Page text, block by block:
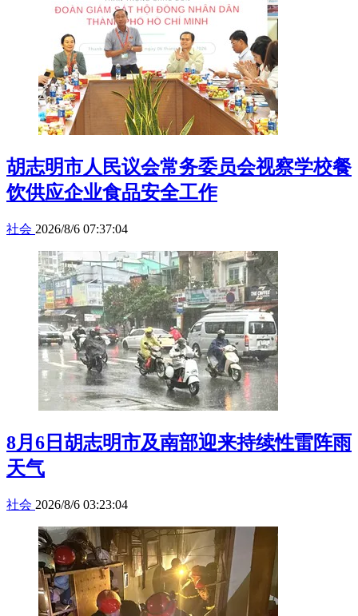
胡志明市人民议会常务委员会视察学校餐
饮供应企业食品安全工作
社会 2026/8/6 07:37:04
8月6日胡志明市及南部迎来持续性雷阵雨
天气
社会 2026/8/6 03:23:04